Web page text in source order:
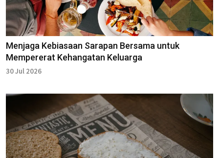
Menjaga Kebiasaan Sarapan Bersama untuk
Mempererat Kehangatan Keluarga
30 Jul 2026